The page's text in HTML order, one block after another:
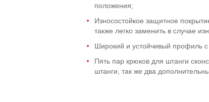
положения;
Износостойкое защитное
также легко заменить в случае
Широкий и устойчивый профиль
Пять пар крюков для штанги
штанги, так же два